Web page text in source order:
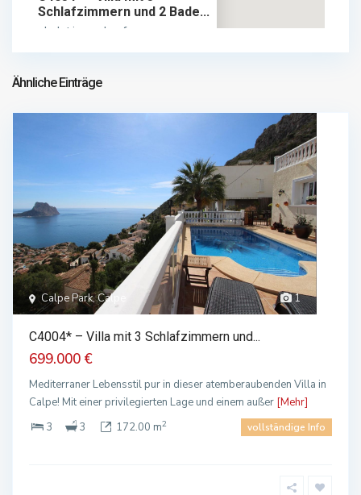
435.000 €
Schlafzimmern und 2 Bade...
chalet im verkauf
435.000 €
Ähnliche Einträge
1
Calpe Park, Calpe
C4004* – Villa mit 3 Schlafzimmern und...
699.000 €
Mediterraner Lebensstil pur in dieser atemberaubenden Villa in
Calpe! Mit einer privilegierten Lage und einem außer [Mehr]
3
3 172.00 m2 vollständige Info